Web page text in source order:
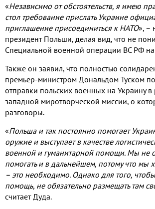
«Независимо от обстоятельств, я имею
стол требование прислать Украине
приглашение присоединиться к НАТО», –
президент Польши, делая вид, что не
Специальной военной операции ВС РФ
Также он заявил, что полностью
премьер-министром Дональдом Туском
отправки польских военных на Украину
западной миротворческой миссии, о
разговоры.
«Польша и так постоянно помогает
оружие и выступает в качестве
военной и гуманитарной помощи. Мы не
помогать и в дальнейшем, потому что
– это необходимо. Однако для того,
помощь, не обязательно размещать там
считает Дуда.